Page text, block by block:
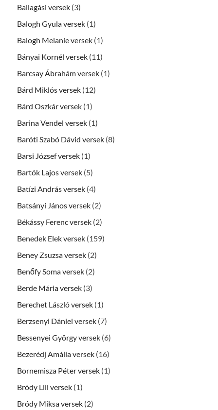
Ballagási versek (3)
Balogh Gyula versek (1)
Balogh Melanie versek (1)
Bányai Kornél versek (11)
Barcsay Ábrahám versek (1)
Bárd Miklós versek (12)
Bárd Oszkár versek (1)
Barina Vendel versek (1)
Baróti Szabó Dávid versek (8)
Barsi József versek (1)
Bartók Lajos versek (5)
Batízi András versek (4)
Batsányi János versek (2)
Békássy Ferenc versek (2)
Benedek Elek versek (159)
Beney Zsuzsa versek (2)
Benőfy Soma versek (2)
Berde Mária versek (3)
Berechet László versek (1)
Berzsenyi Dániel versek (7)
Bessenyei György versek (6)
Bezerédj Amália versek (16)
Bornemisza Péter versek (1)
Bródy Lili versek (1)
Bródy Miksa versek (2)